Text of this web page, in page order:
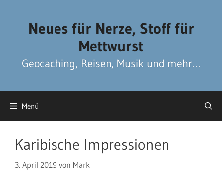
Neues für Nerze, Stoff für
Mettwurst
Geocaching, Reisen, Musik und mehr…
Menü
Karibische Impressionen
3. April 2019 von Mark